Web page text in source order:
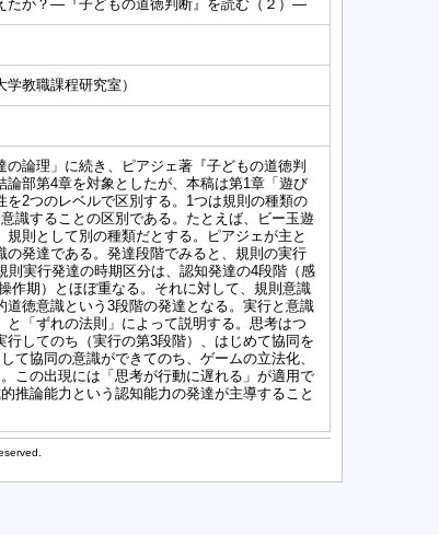
たか？―『子どもの道徳判断』を読む（２）―
教職課程研究室）
論理」に続き、ピアジェ著『子どもの道徳判
部第4章を対象としたが、本稿は第1章「遊び
2つのレベルで区別する。1つは規則の種類の
識することの区別である。たとえば、ビー玉遊
則として別の種類だとする。ピアジェが主と
発達である。発達段階でみると、規則の実行
実行発達の時期区分は、認知発達の4段階（感
作期）とほぼ重なる。それに対して、規則意識
徳意識という3段階の発達となる。実行と意識
「ずれの法則」によって説明する。思考はつ
してのち（実行の第3段階）、はじめて協同を
て協同の意識ができてのち、ゲームの立法化、
この出現には「思考が行動に遅れる」が適用で
推論能力という認知能力の発達が主導すること